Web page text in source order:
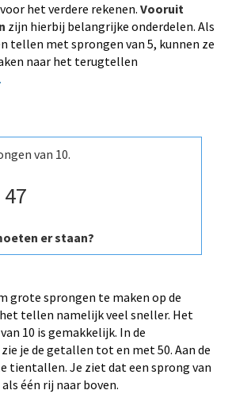
het verdere rekenen. Vooruit
zijn hierbij belangrijke onderdelen. Als
tellen met sprongen van 5, kunnen ze
naar het terugtellen
van 10.
47
er staan?
grote sprongen te maken op de
tellen namelijk veel sneller. Het
10 is gemakkelijk. In de
je de getallen tot en met 50. Aan de
tientallen. Je ziet dat een sprong van
één rij naar boven.